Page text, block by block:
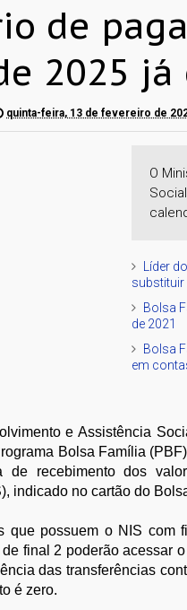
de
2025
quinta-feira, 13 de fevereiro de
O
Líder
substituir
Bolsa
de 2021
Bolsa
em
e Assistência
Bolsa Família
de recebimento dos
indicado no cartão do
que possuem o NIS
final 2 poderão acessar
das transferências
é zero.